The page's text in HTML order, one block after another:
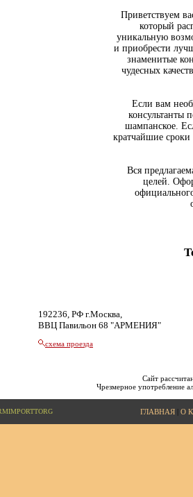
Приветствуем
который
уникальную
и приобрести
знаменитые
чудесных
Если вам
консультанты
шампанское.
кратчайшие
Вся
целей.
192236, РФ г.Москва,
ВВЦ Павильон 68 "АРМЕНИЯ"
схема проезда
Сайт
Чрезмерное употребление
ГЛАВНАЯ| О